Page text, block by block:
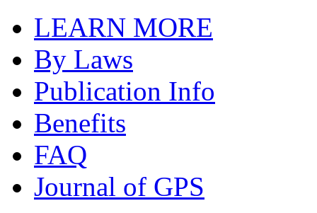
LEARN MORE
By Laws
Publication Info
Benefits
FAQ
Journal of GPS